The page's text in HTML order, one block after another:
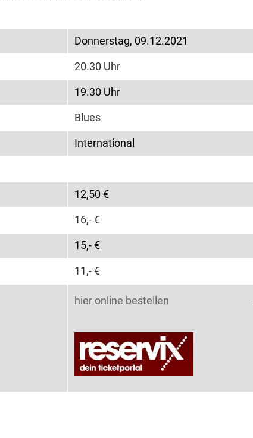
Donnerstag, 09.12.2021
20.30 Uhr
19.30 Uhr
Blues
International
12,50 €
16,- €
15,- €
11,- €
hier online bestellen